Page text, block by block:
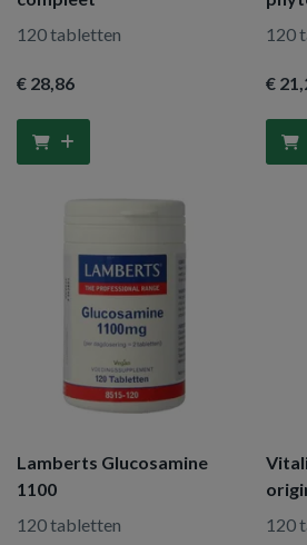
120 tabletten
€ 28,86
120
€ 21
Lamberts Glucosamine
1100
120 tabletten
120